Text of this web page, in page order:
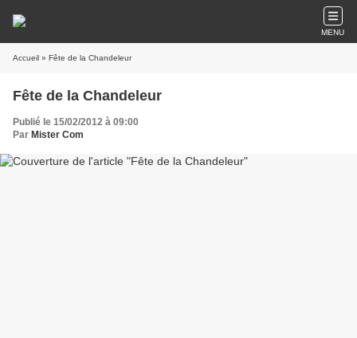
MENU
Accueil » Fête de la Chandeleur
Fête de la Chandeleur
Publié le 15/02/2012 à 09:00
Par Mister Com